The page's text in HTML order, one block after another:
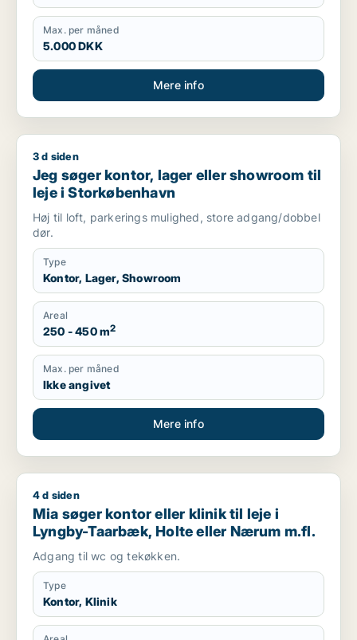
Max. per måned
5.000 DKK
Mere info
Jeg søger kontor, lager eller showroom til leje i
3 d siden
Jeg søger kontor, lager eller showroom til
leje i Storkøbenhavn
Høj til loft, parkerings mulighed, store adgang/dobbel
dør.
Type
Kontor, Lager, Showroom
Areal
250 - 450 m2
Max. per måned
Ikke angivet
Mere info
Mia søger kontor eller klinik til leje i Lyngby-Taarbæk, Holte
4 d siden
Mia søger kontor eller klinik til leje i
Lyngby-Taarbæk, Holte eller Nærum m.fl.
Adgang til wc og tekøkken.
Type
Kontor, Klinik